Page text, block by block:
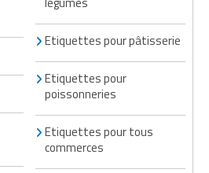
Etiquettes pour pâtisserie
Etiquettes pour
poissonneries
Etiquettes pour tous
commerces